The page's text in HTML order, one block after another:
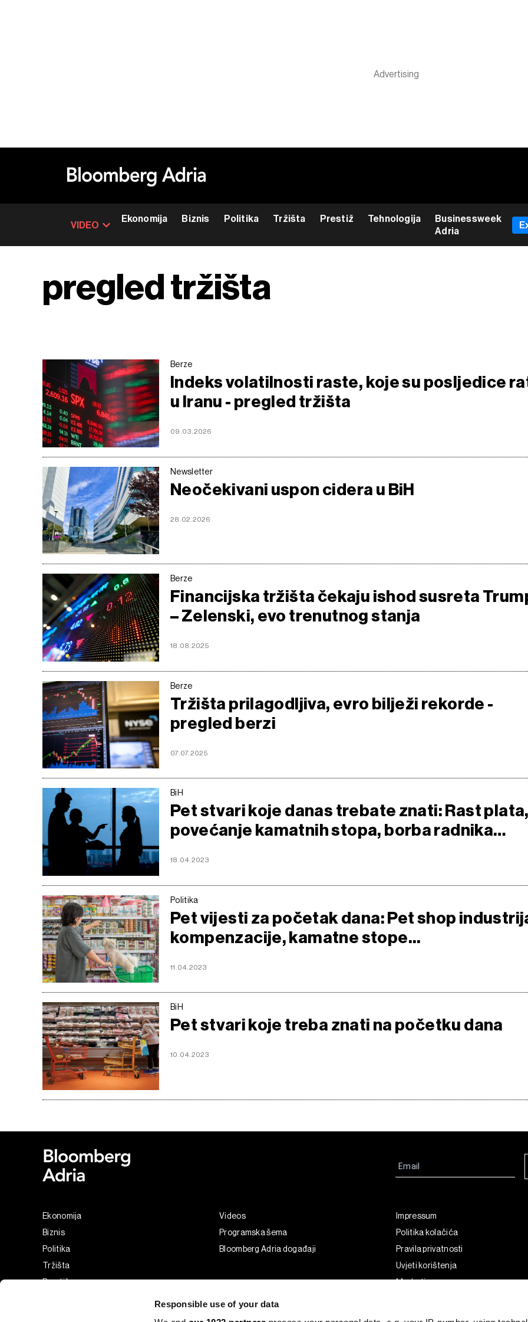
Responsible use of your data
VIDEO
Ekonomija Biznis Politika Tržišta Prestiž Tehnologija
Businessweek
Adria
pregled tržišta
Berze
Indeks volatilnosti raste, koje su posljedice
u Iranu - pregled tržišta
09.03.2026
Newsletter
Neočekivani uspon cidera u BiH
28.02.2026
Berze
Financijska tržišta čekaju ishod susreta
– Zelenski, evo trenutnog stanja
18.08.2025
Berze
Tržišta prilagodljiva, evro bilježi rekorde -
pregled berzi
07.07.2025
BiH
Pet stvari koje danas trebate znati: Rast
povećanje kamatnih stopa, borba radnika…
18.04.2023
Politika
Pet vijesti za početak dana: Pet shop
kompenzacije, kamatne stope...
11.04.2023
BiH
Pet stvari koje treba znati na početku dana
10.04.2023
Ekonomija
Biznis
Politika
Tržišta
Prestiž
Videos
Programska šema
Bloomberg Adria događaji
Impressum
Politika kolačića
Pravila privatnosti
Uvjeti korištenja
Marketing